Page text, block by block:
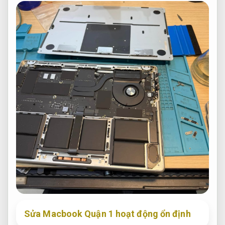
Sửa Macbook Quận 1 hoạt động ổn định